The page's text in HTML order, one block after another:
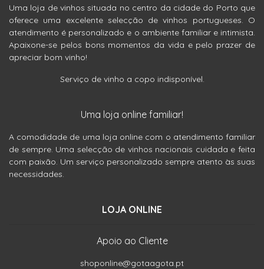
Uma loja de vinhos situada no centro da cidade do Porto que
oferece uma excelente selecção de vinhos portugueses. O
atendimento é personalizado e o ambiente familiar e intimista.
Apaixone-se pelos bons momentos da vida e pelo prazer de
apreciar bom vinho!
Serviço de vinho a copo indisponível.
Uma loja online familiar!
A comodidade de uma loja online com o atendimento familiar
de sempre. Uma selecção de vinhos nacionais cuidada e feita
com paixão. Um serviço personalizado sempre atento às suas
necessidades.
LOJA ONLINE
Apoio ao Cliente
shoponline@gotaagota.pt